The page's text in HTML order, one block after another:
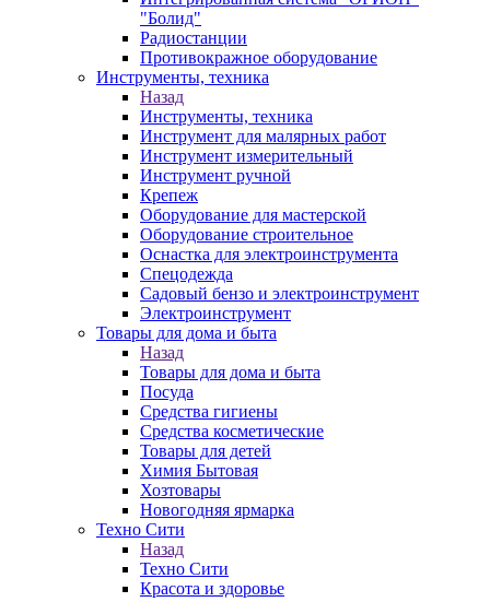
"Болид"
Радиостанции
Противокражное оборудование
Инструменты, техника
Назад
Инструменты, техника
Инструмент для малярных работ
Инструмент измерительный
Инструмент ручной
Крепеж
Оборудование для мастерской
Оборудование строительное
Оснастка для электроинструмента
Спецодежда
Садовый бензо и электроинструмент
Электроинструмент
Товары для дома и быта
Назад
Товары для дома и быта
Посуда
Средства гигиены
Средства косметические
Товары для детей
Химия Бытовая
Хозтовары
Новогодняя ярмарка
Техно Сити
Назад
Техно Сити
Красота и здоровье